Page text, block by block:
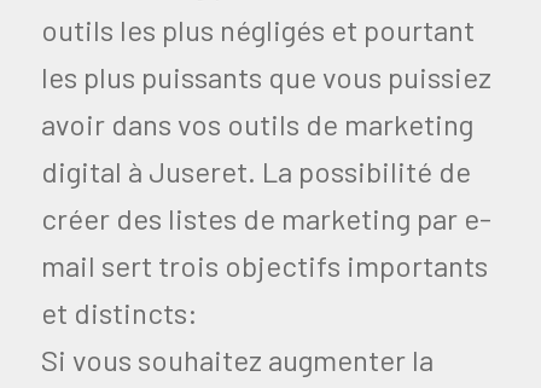
outils les plus négligés et pourtant
les plus puissants que vous puissiez
avoir dans vos outils de marketing
digital à Juseret. La possibilité de
créer des listes de marketing par e-
mail sert trois objectifs importants
et distincts:
Si vous souhaitez augmenter la